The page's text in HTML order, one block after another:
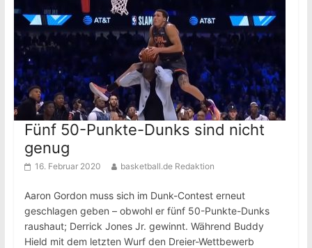
Fünf 50-Punkte-Dunks sind nicht
genug
16. Februar 2020 basketball.de Redaktion
Aaron Gordon muss sich im Dunk-Contest erneut
geschlagen geben – obwohl er fünf 50-Punkte-Dunks
raushaut; Derrick Jones Jr. gewinnt. Während Buddy
Hield mit dem letzten Wurf den Dreier-Wettbewerb